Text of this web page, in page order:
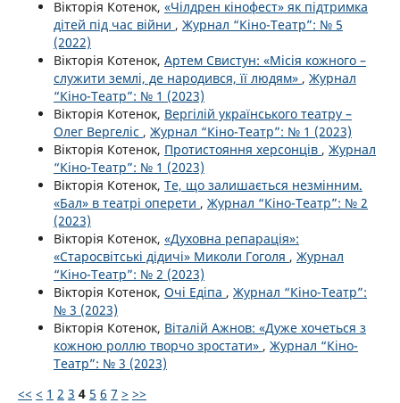
Вікторія Котенок, «Чілдрен кінофест» як підтримка
дітей під час війни , Журнал “Кіно-Театр”: № 5
(2022)
Вікторія Котенок, Артем Свистун: «Місія кожного –
служити землі, де народився, її людям» , Журнал
“Кіно-Театр”: № 1 (2023)
Вікторія Котенок, Вергілій українського театру –
Олег Вергеліс , Журнал “Кіно-Театр”: № 1 (2023)
Вікторія Котенок, Протистояння херсонців , Журнал
“Кіно-Театр”: № 1 (2023)
Вікторія Котенок, Те, що залишається незмінним.
«Бал» в театрі оперети , Журнал “Кіно-Театр”: № 2
(2023)
Вікторія Котенок, «Духовна репарація»:
«Старосвітські дідичі» Миколи Гоголя , Журнал
“Кіно-Театр”: № 2 (2023)
Вікторія Котенок, Очі Едіпа , Журнал “Кіно-Театр”:
№ 3 (2023)
Вікторія Котенок, Віталій Ажнов: «Дуже хочеться з
кожною роллю творчо зростати» , Журнал “Кіно-
Театр”: № 3 (2023)
<< < 1 2 3 4 5 6 7 > >>